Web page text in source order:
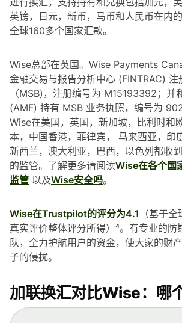
英镑，日元，新币，马币和人民币在内的
全球160多个国家汇款。
Wise总部在英国。Wise Payments
金融交易与报告分析中心 (FINTRAC) 注
（MSB)，注册编号为 M15193392；并
(AMF) 持有 MSB 业务执照，编号为
Wise在美国，英国，新加坡，比利时和
本，中国香港，菲律宾， 马来西亚，印
新西兰，澳大利亚，巴西，以色列都收
的监管。了解更多请阅读Wise在各个国
监管 以及Wise安全吗。
Wise在Trustpilot的评分为4.1 （基于
真实评价整体评分所得）⁴。有专业的防
队，全力护航用户的资金，使大家的财
子的侵扰。
加联换汇对比Wise：哪